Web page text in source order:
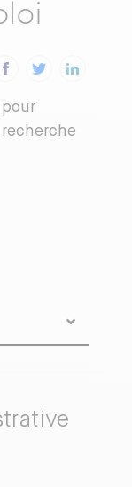
pour